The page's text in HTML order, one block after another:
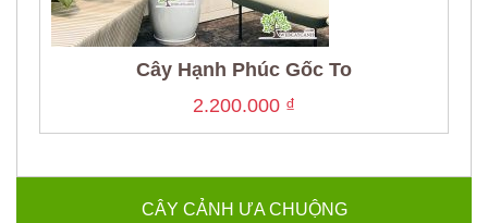
Cây Hạnh Phúc Gốc To
2.200.000 ₫
CÂY CẢNH ƯA CHUỘNG